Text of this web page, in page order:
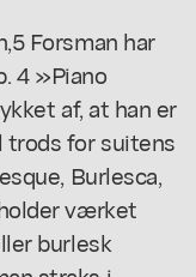
Forsman har
4 »Piano
af, at han er
trods for suitens
Burlesca,
værket
burlesk